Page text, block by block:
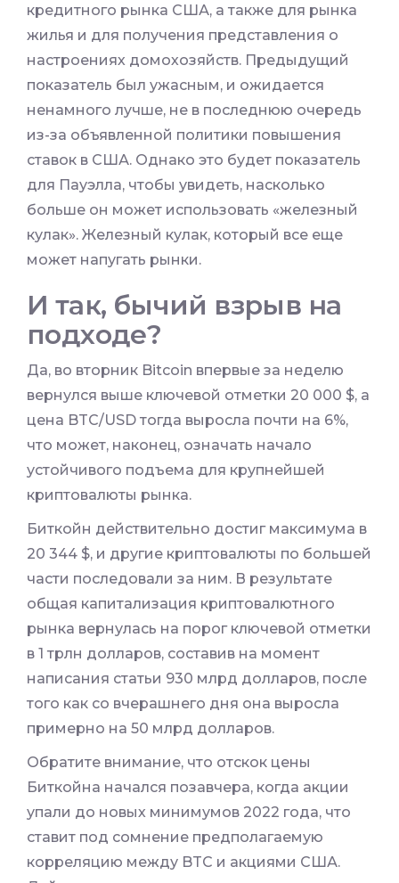
кредитного рынка США, а также для рынка
жилья и для получения представления о
настроениях домохозяйств. Предыдущий
показатель был ужасным, и ожидается
ненамного лучше, не в последнюю очередь
из-за объявленной политики повышения
ставок в США. Однако это будет показатель
для Пауэлла, чтобы увидеть, насколько
больше он может использовать «железный
кулак». Железный кулак, который все еще
может напугать рынки.
И так, бычий взрыв на
подходе?
Да, во вторник Bitcoin впервые за неделю
вернулся выше ключевой отметки 20 000 $, а
цена BTC/USD тогда выросла почти на 6%,
что может, наконец, означать начало
устойчивого подъема для крупнейшей
криптовалюты рынка.
Биткойн действительно достиг максимума в
20 344 $, и другие криптовалюты по большей
части последовали за ним. В результате
общая капитализация криптовалютного
рынка вернулась на порог ключевой отметки
в 1 трлн долларов, составив на момент
написания статьи 930 млрд долларов, после
того как со вчерашнего дня она выросла
примерно на 50 млрд долларов.
Обратите внимание, что отскок цены
Биткойна начался позавчера, когда акции
упали до новых минимумов 2022 года, что
ставит под сомнение предполагаемую
корреляцию между BTC и акциями США.